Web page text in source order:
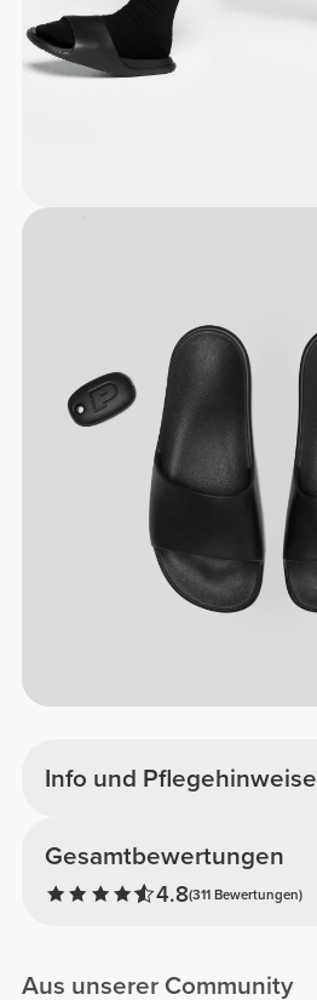
Info und Pflegehinweise
Gesamtbewertungen
4.8(311 Bewertungen)
Aus unserer Community